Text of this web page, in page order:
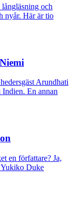
och
nyår. Här är tio
Arundhati
En annan
en författare? Ja,
Yukiko Duke